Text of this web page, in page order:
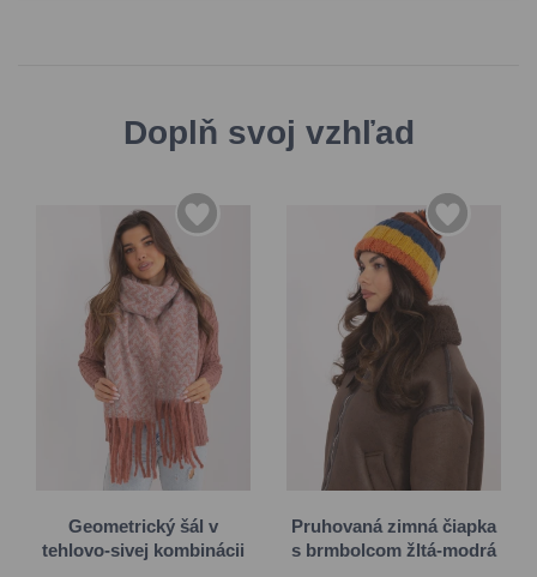
Doplň svoj vzhľad
Geometrický šál v
tehlovo-sivej kombinácii
Univerzálna
Pruhovaná zimná čiapka
s brmbolcom žltá-modrá
Univerzálna